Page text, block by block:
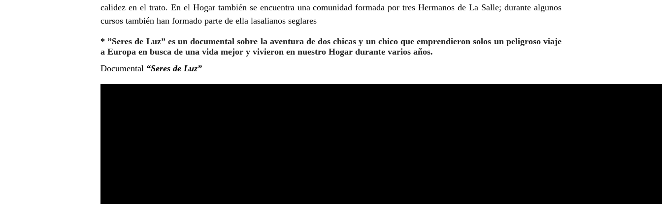
calidez en el trato. En el Hogar también se encuentra una comunidad formada por tres Hermanos de La Salle; durante algunos
cursos también han formado parte de ella lasalianos seglares
* ”Seres de Luz” es un documental sobre la aventura de dos chicas y un chico que emprendieron solos un peligroso viaje
a Europa en busca de una vida mejor y vivieron en nuestro Hogar durante varios años.
Documental “Seres de Luz”